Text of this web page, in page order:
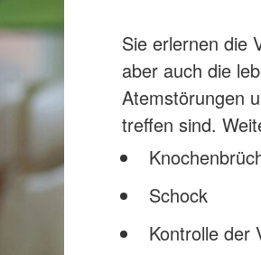
Sie erlernen die
aber auch die
Atemstörungen
treffen sind.
Schock
Kontrolle der